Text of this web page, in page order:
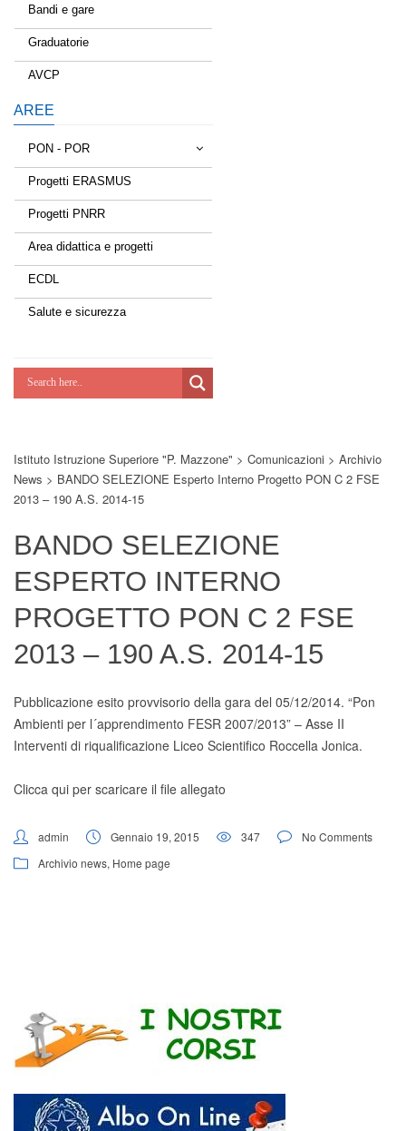
Bandi e gare
Graduatorie
AVCP
AREE
PON - POR
Tessere la rete
Estate a scuola
Scuola d'estate
Lab Green
Potenziamoci
Digital Board
Progetti ERASMUS
Progetti PNRR
Area didattica e progetti
ECDL
Salute e sicurezza
Istituto Istruzione Superiore "P. Mazzone" > Comunicazioni > Archivio
News > BANDO SELEZIONE Esperto Interno Progetto PON C 2 FSE
2013 – 190 A.s. 2014-15
BANDO SELEZIONE
ESPERTO INTERNO
PROGETTO PON C 2 FSE
2013 – 190 A.S. 2014-15
Pubblicazione esito provvisorio della gara del 05/12/2014. “Pon
Ambienti per l´apprendimento FESR 2007/2013” – Asse II
Interventi di riqualificazione Liceo Scientifico Roccella Jonica.
Clicca qui per scaricare il file allegato
admin Gennaio 19, 2015 347
No Comments
Archivio news, Home page